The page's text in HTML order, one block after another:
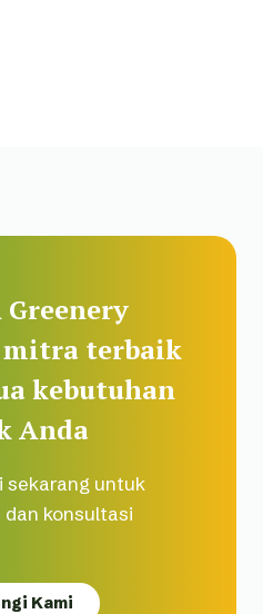
mitra terbaik
kebutuhan
Anda
sekarang untuk
konsultasi
Kami